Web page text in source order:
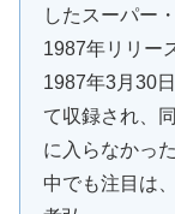
したスーパー
1987年リリー
1987年3月30
て収録され、
に入らなかっ
中でも注目は